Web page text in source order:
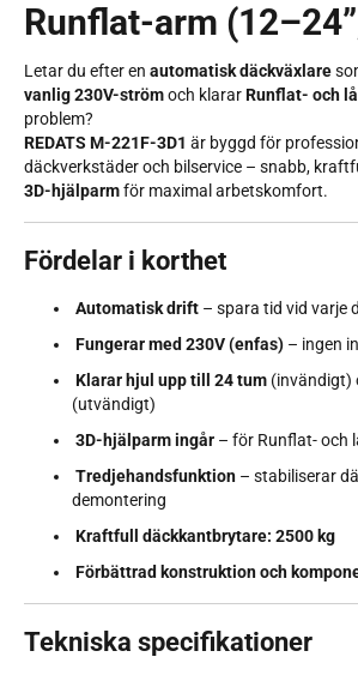
Runflat-arm
Letar du efter en automatisk däckväxlare
vanlig 230V-strömoch klararRunflat- och
problem?
REDATS M-221F-3D1 är byggd för
däckverkstäder och bilservice – snabb,
3D-hjälparmför maximal arbetskomfort.
Fördelar i korthet
Automatisk drift – spara tid vid varje
Fungerar med 230V (enfas) – ingen
Klarar hjul upp till 24 tum (invändigt)
(utvändigt)
3D-hjälparm ingår – för Runflat- och
Tredjehandsfunktion – stabiliserar
demontering
Kraftfull däckkantbrytare: 2500 kg
Förbättrad konstruktion och
Tekniska specifikationer